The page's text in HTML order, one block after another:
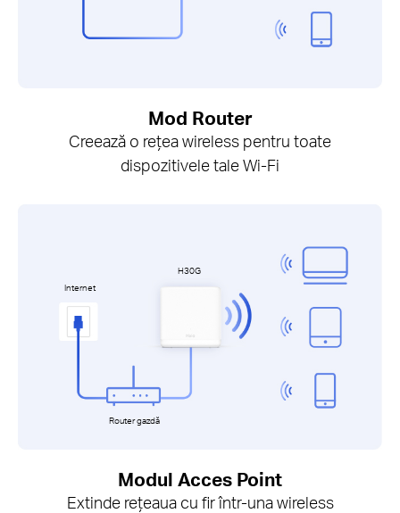
Mod Router
Creează o rețea wireless pentru toate
dispozitivele tale Wi-Fi
Internet
H30G
Router gazdă
Modul Acces Point
Extinde rețeaua cu fir într-una wireless